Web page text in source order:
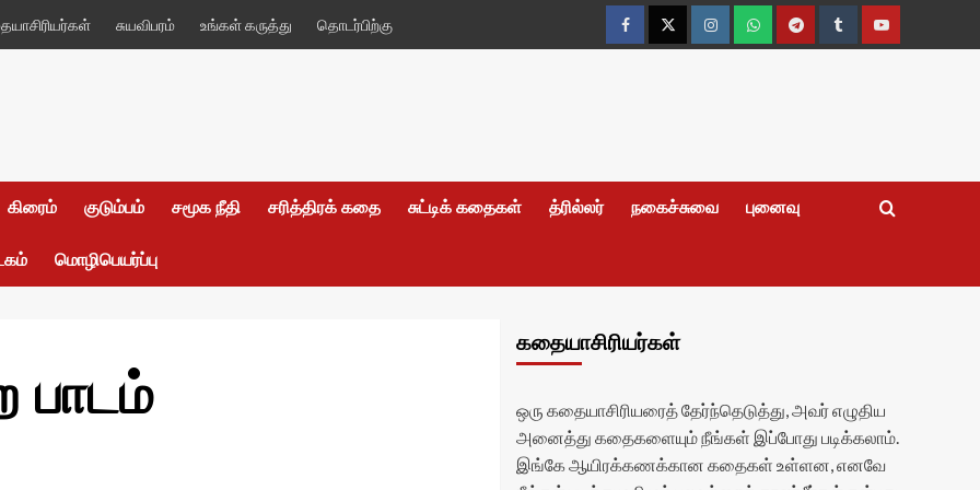
சுயவிபரம் உங்கள் கருத்து தொடர்பிற்கு
FacebookTwitterInstagramWhatsappTelegramTumblrYouTube
கிரைம் குடும்பம் சமூக நீதி சரித்திரக் கதை சுட்டிக் கதைகள் த்ரில்லர் நகைச்சுவை புனைவு
மொழிபெயர்ப்பு
பாடம்
கதையாசிரியர்கள்
ஒரு கதையாசிரியரைத் தேர்ந்தெடுத்து, அவர் எழுதிய
அனைத்து கதைகளையும் நீங்கள் இப்போது படிக்கலாம்.
இங்கே ஆயிரக்கணக்கான கதைகள் உள்ளன, எனவே